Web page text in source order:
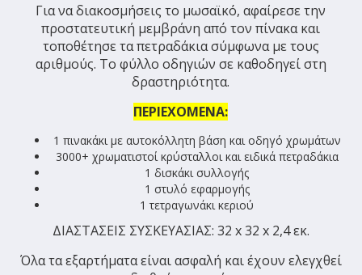
Για να διακοσμήσεις το μωσαϊκό, αφαίρεσε την
προστατευτική μεμβράνη από τον πίνακα και
τοποθέτησε τα πετραδάκια σύμφωνα με τους
αριθμούς. Το φύλλο οδηγιών σε καθοδηγεί στη
δραστηριότητα.
ΠΕΡΙΕΧΟΜΕΝΑ:
1 πινακάκι με αυτοκόλλητη βάση και οδηγό χρωμάτων
3000+ χρωματιστοί κρύσταλλοι και ειδικά πετραδάκια
1 δισκάκι συλλογής
1 στυλό εφαρμογής
1 τετραγωνάκι κεριού
ΔΙΑΣΤΑΣΕΙΣ ΣΥΣΚΕΥΑΣΙΑΣ: 32 x 32 x 2,4 εκ.
Όλα τα εξαρτήματα είναι ασφαλή και έχουν ελεγχθεί